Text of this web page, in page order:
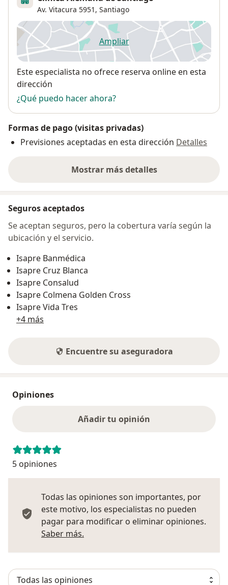
Av. Vitacura 5951, Santiago
Ampliarse abre en una nueva
Disponibilidad
Este especialista no ofrece reserva online en esta
dirección
¿Qué puedo hacer ahora?
Formas de pago (visitas privadas)
Previsiones aceptadas en esta dirección Detalles
Mostrar más detalles
sobre la dirección
Seguros aceptados
Se aceptan seguros, pero la cobertura varía según la
ubicación y el servicio.
Isapre Banmédica
Isapre Cruz Blanca
Isapre Consalud
Isapre Colmena Golden Cross
Isapre Vida Tres
+4 más
Encuentre su aseguradora
Opiniones
Añadir tu opinión
5 opiniones
Todas las opiniones son importantes, por
este motivo, los especialistas no pueden
pagar para modificar o eliminar opiniones.
Saber más.